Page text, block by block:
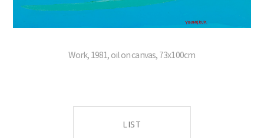
Work, 1981, oil on canvas, 73x100cm
LIST